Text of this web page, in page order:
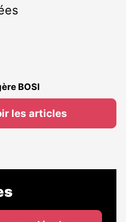
BOSI
les articles